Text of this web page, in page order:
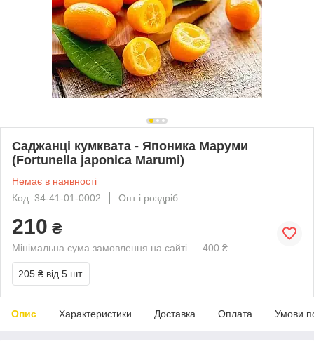
Саджанці кумквата - Японика Маруми
(Fortunella japonica Marumi)
Немає в наявності
Код: 34-41-01-0002
Опт і роздріб
210 ₴
Мінімальна сума замовлення на сайті — 400 ₴
205 ₴ від 5 шт.
Опис Характеристики Доставка Оплата Умови